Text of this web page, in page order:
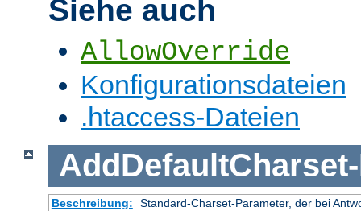
Siehe auch
AllowOverride
Konfigurationsdateien
.htaccess-Dateien
AddDefaultCharset-
Beschreibung:
Standard-Charset-Parameter, der bei